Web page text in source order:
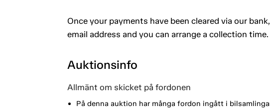
Once your payments have been cleared via our
email address and you can arrange a collection time.
Auktionsinfo
Allmänt om skicket på fordonen
På denna auktion har många fordon ingått i